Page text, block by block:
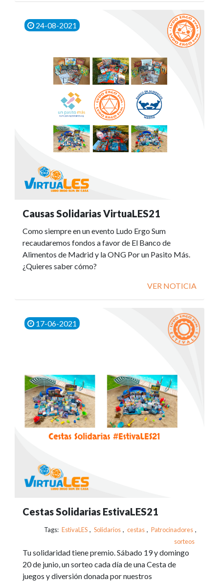
24-08-2021
Causas Solidarias VirtuaLES21
Como siempre en un evento Ludo Ergo Sum
recaudaremos fondos a favor de El Banco de
Alimentos de Madrid y la ONG Por un Pasito Más.
¿Quieres saber cómo?
VER NOTICIA
17-06-2021
Cestas Solidarias EstivaLES21
Tags: EstivaLES , Solidarios , cestas , Patrocinadores ,
sorteos
Tu solidaridad tiene premio. Sábado 19 y domingo
20 de junio, un sorteo cada día de una Cesta de
juegos y diversión donada por nuestros